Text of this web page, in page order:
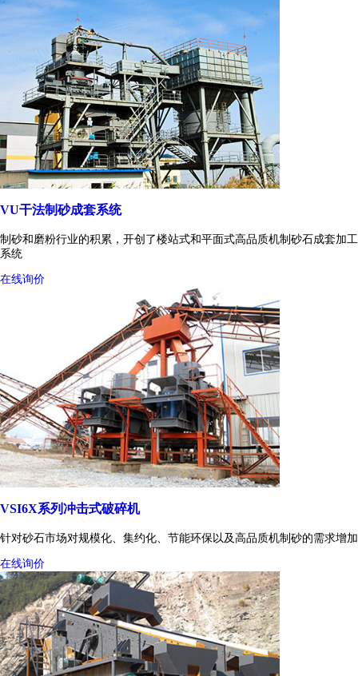
VU干法制砂成套系统
制砂和磨粉行业的积累，开创了楼站式和平面式高品质机制砂石成套加工
系统
在线询价
VSI6X系列冲击式破碎机
针对砂石市场对规模化、集约化、节能环保以及高品质机制砂的需求增加
在线询价